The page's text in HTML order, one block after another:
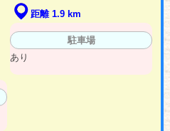
距離 1.9 km
駐車場
あり